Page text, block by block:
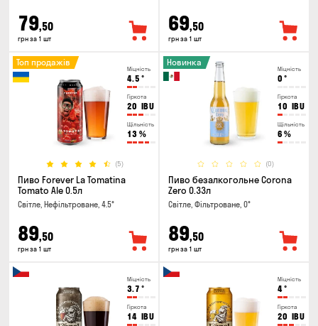
79,50
грн за 1 шт
69,50
грн за 1 шт
Міцність
4.5 °
Гіркота
20 IBU
Щільність
13 %
(5)
Топ продажів
Пиво Forever La Tomatina
Tomato Ale 0.5л
Світле, Нефільтроване, 4.5°
89,50
грн за 1 шт
Міцність
0 °
Гіркота
10 IBU
Щільність
6 %
(0)
Новинка
Пиво безалкогольне Corona
Zero 0.33л
Світле, Фільтроване, 0°
89,50
грн за 1 шт
Міцність
3.7 °
Гіркота
14 IBU
Міцність
4°
Гіркота
20 IBU